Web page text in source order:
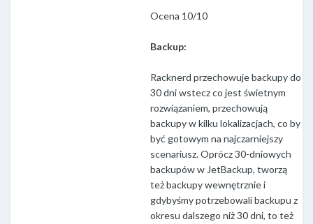
Ocena 10/10
Backup:
Racknerd przechowuje backupy do
30 dni wstecz co jest świetnym
rozwiązaniem, przechowują
backupy w kilku lokalizacjach, co by
być gotowym na najczarniejszy
scenariusz. Oprócz 30-dniowych
backupów w JetBackup, tworzą
też backupy wewnętrznie i
gdybyśmy potrzebowali backupu z
okresu dalszego niż 30 dni, to też